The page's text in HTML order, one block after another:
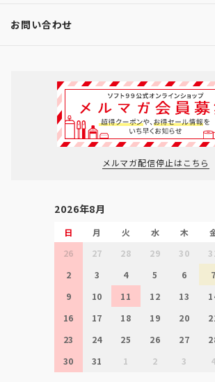
お問い合わせ
メルマガ配信停止はこちら
2026年8月
日 月 火 水 木
26
27 28 29 30
2
3 4 5 6 7
9
10 11 12 13
16
17 18 19 20
23
24 25 26 27
30
31 1 2 3